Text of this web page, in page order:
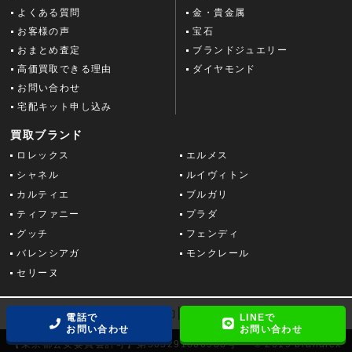
よくある質問
お客様の声
おまとめ査定
高価買取できる理由
お問い合わせ
宅配キット申し込み
金・貴金属
宝石
ブランドジュエリー
ダイヤモンド
買取ブランド
ロレックス
エルメス
シャネル
ルイヴィトン
カルティエ
ブルガリ
ティファニー
プラダ
グッチ
フェンディ
バレンシアガ
モンクレール
セリーヌ
運営会社情報 利用規約 │ プライバシーポリシー
電話で
お問い合わせ
LINEで
お問い合わせ
【東京都公安委員会許可】第303291806988号
© 2019 brandlex